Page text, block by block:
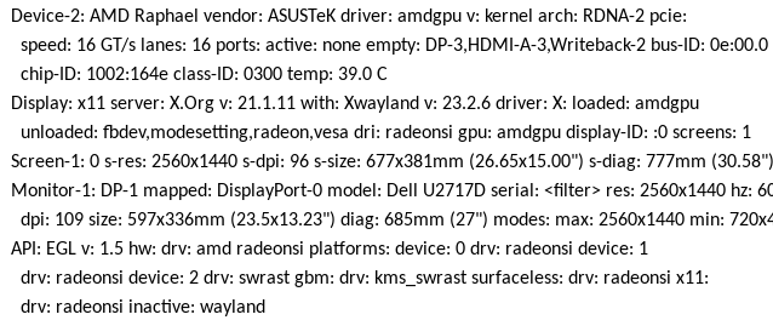
Device-2: AMD Raphael vendor: ASUSTeK driver: amdgpu v: kernel arch: RDNA-2 pcie:
speed: 16 GT/s lanes: 16 ports: active: none empty: DP-3,HDMI-A-3,Writeback-2 bus-ID: 0e:00.0
chip-ID: 1002:164e class-ID: 0300 temp: 39.0 C
Display: x11 server: X.Org v: 21.1.11 with: Xwayland v: 23.2.6 driver: X: loaded: amdgpu
unloaded: fbdev,modesetting,radeon,vesa dri: radeonsi gpu: amdgpu display-ID: :0 screens: 1
Screen-1: 0 s-res: 2560x1440 s-dpi: 96 s-size: 677x381mm (26.65x15.00") s-diag: 777mm (30.58")
Monitor-1: DP-1 mapped: DisplayPort-0 model: Dell U2717D serial: <filter> res: 2560x1440 hz:
dpi: 109 size: 597x336mm (23.5x13.23") diag: 685mm (27") modes: max: 2560x1440 min:
API: EGL v: 1.5 hw: drv: amd radeonsi platforms: device: 0 drv: radeonsi device: 1
drv: radeonsi device: 2 drv: swrast gbm: drv: kms_swrast surfaceless: drv: radeonsi x11:
drv: radeonsi inactive: wayland